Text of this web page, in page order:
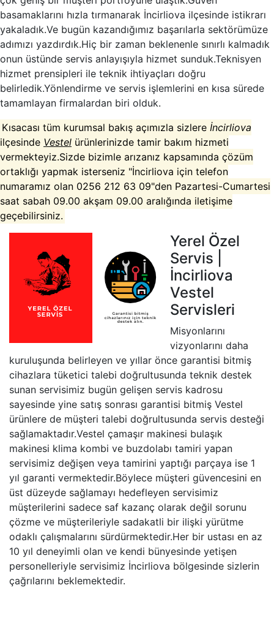
basamaklarını hızla tırmanarak İncirliova ilçesinde istikrarı
yakaladık.Ve bugün kazandığımız başarılarla sektörümüze
adımızı yazdırdık.Hiç bir zaman beklenenle sınırlı kalmadık
onun üstünde servis anlayışıyla hizmet sunduk.Teknisyen
hizmet prensipleri ile teknik ihtiyaçları doğru
belirledik.Yönlendirme ve servis işlemlerini en kısa sürede
tamamlayan firmalardan biri olduk.
Kısacası tüm kurumsal bakış açımızla sizlereİncirliova
ilçesinde Vestel ürünlerinizde tamir bakım hizmeti
vermekteyiz.Sizde bizimle arızanız kapsamında çözüm
ortaklığı yapmak isterseniz "İncirliova için telefon
numaramız olan 0256 212 63 09"den Pazartesi-Cumartesi
saat sabah 09.00 akşam 09.00 aralığında iletişime
geçebilirsiniz.
Yerel Özel
Servis |
İncirliova
Vestel
Servisleri
Misyonlarını
vizyonlarını daha
kuruluşunda belirleyen ve yıllar önce garantisi bitmiş
cihazlara tüketici talebi doğrultusunda teknik destek
sunan servisimiz bugün gelişen servis kadrosu
sayesinde yine satış sonrası garantisi bitmiş Vestel
ürünlere de müşteri talebi doğrultusunda servis desteği
sağlamaktadır.Vestel çamaşır makinesi bulaşık
makinesi klima kombi ve buzdolabı tamiri yapan
servisimiz değişen veya tamirini yaptığı parçaya ise 1
yıl garanti vermektedir.Böylece müşteri güvencesini en
üst düzeyde sağlamayı hedefleyen servisimiz
müşterilerini sadece saf kazanç olarak değil sorunu
çözme ve müşterileriyle sadakatli bir ilişki yürütme
odaklı çalışmalarını sürdürmektedir.Her bir ustası en az
10 yıl deneyimli olan ve kendi bünyesinde yetişen
personelleriyle servisimiz İncirliova bölgesinde sizlerin
çağrılarını beklemektedir.